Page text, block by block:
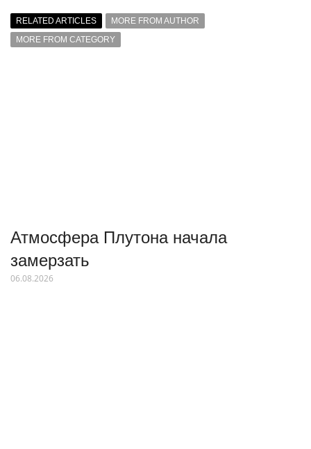
RELATED ARTICLES
MORE FROM AUTHOR
MORE FROM CATEGORY
Атмосфера Плутона начала
замерзать
06.08.2026